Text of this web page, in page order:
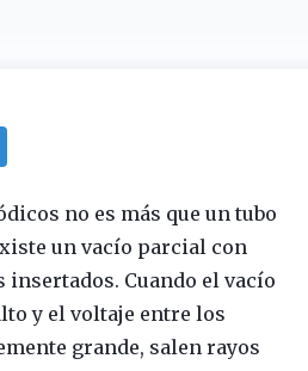
no es más que un tubo
un vacío parcial con
insertados. Cuando el vacío
y el voltaje entre los
grande, salen rayos